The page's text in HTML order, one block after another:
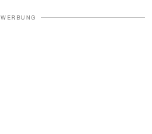
WERBUNG